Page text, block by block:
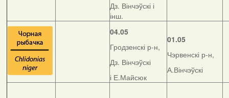
Дз. Вінчэўскі і
інш.
04.05
Гродзенскі р-н,
Дз. Вінчэўскі
і Е.Майсюк
01.05
Чэрвенскі р-н,
А.Вінчэўскі